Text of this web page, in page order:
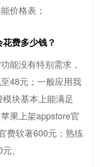
价格表；
费多少钱？
能没有特别需求，
48元；一般应用我
块基本上能满足
果上架appstore官
费软著600元；熟练
。